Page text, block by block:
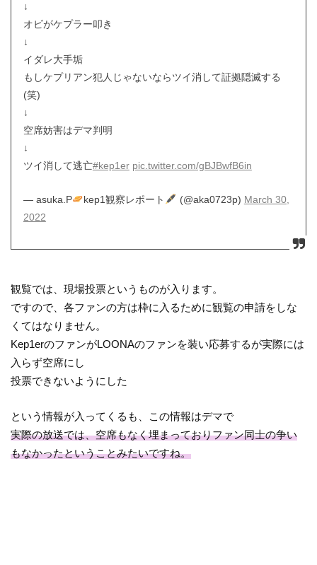
↓
オビがケプラー叩き
↓
イダレ大手垢
もしケプリアン犯人じゃないならツイ消して証拠隠滅する
(笑)
↓
空席妨害はデマ判明
↓
ツイ消して逃亡#kep1er pic.twitter.com/gBJBwfB6in
— asuka.P kep1観察レポート (@aka0723p) March 30,
2022
観覧では、現場投票というものが入ります。
ですので、各ファンの方は枠に入るために観覧の申請をしな
くてはなりません。
Kep1erのファンがLOONAのファンを装い応募するが実際には
入らず空席にし
投票できないようにした
という情報が入ってくるも、この情報はデマで
実際の放送では、空席もなく埋まっておりファン同士の争い
もなかったということみたいですね。